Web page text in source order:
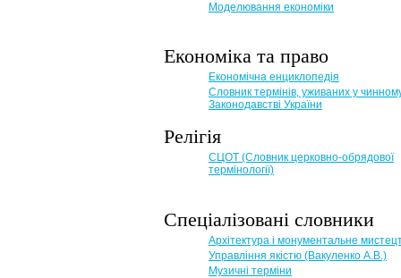
Моделювання економіки
Економіка та право
Eкономічна енциклопедія
Словник термінів, уживаних у
Законодавстві України
Релігія
СЦОТ (Словник церковно-обрядової
термінології)
Спеціалізовані словники
Архітектура і монументальне
Управління якістю (Вакуленко А.В.)
Музичні терміни